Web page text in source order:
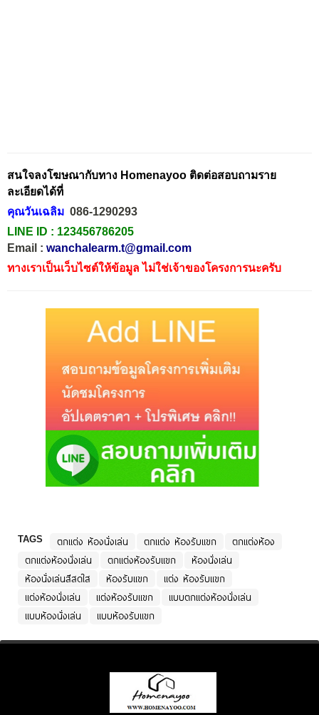
สนใจลงโฆษณากับทาง Homenayoo ติดต่อสอบถามราย
ละเอียดได้ที่
คุณวันเฉลิม 086-1290293
LINE ID : 123456786205
Email : wanchalearm.t@gmail.com
ทางเราเป็นเว็บไซต์ให้ข้อมูล ไม่ใช่เจ้าของโครงการนะครับ
TAGS ตกแต่ง ห้องนั่งเล่น ตกแต่ง ห้องรับแขก
ตกแต่งห้อง
ตกแต่งห้องนั่งเล่น
ตกแต่งห้องรับแขก
ห้องนั่งเล่น
ห้องนั่งเล่นสีสดใส
ห้องรับแขก
แต่ง ห้องรับแขก
แต่งห้องนั่งเล่น
แต่งห้องรับแขก
แบบตกแต่งห้องนั่งเล่น
แบบห้องนั่งเล่น
แบบห้องรับแขก